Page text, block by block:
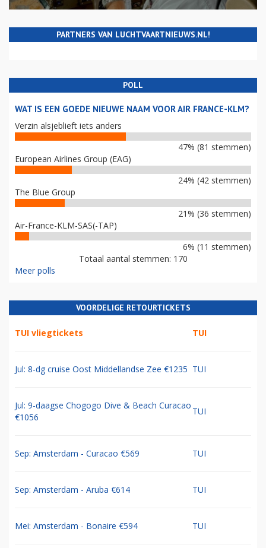
PARTNERS VAN LUCHTVAARTNIEUWS.NL!
POLL
WAT IS EEN GOEDE NIEUWE NAAM VOOR AIR FRANCE-KLM?
Verzin alsjeblieft iets anders
47% (81 stemmen)
European Airlines Group (EAG)
24% (42 stemmen)
The Blue Group
21% (36 stemmen)
Air-France-KLM-SAS(-TAP)
6% (11 stemmen)
Totaal aantal stemmen: 170
Meer polls
VOORDELIGE RETOURTICKETS
TUI vliegtickets TUI
Jul: 8-dg cruise Oost Middellandse Zee €1235 TUI
Jul: 9-daagse Chogogo Dive & Beach Curacao
€1056
TUI
Sep: Amsterdam - Curacao €569 TUI
Sep: Amsterdam - Aruba €614 TUI
Mei: Amsterdam - Bonaire €594 TUI